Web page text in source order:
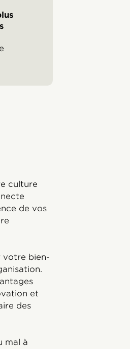
culture
de vos
votre bien-
et
des
mal à